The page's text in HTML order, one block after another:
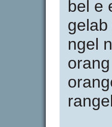
bel e
ngel